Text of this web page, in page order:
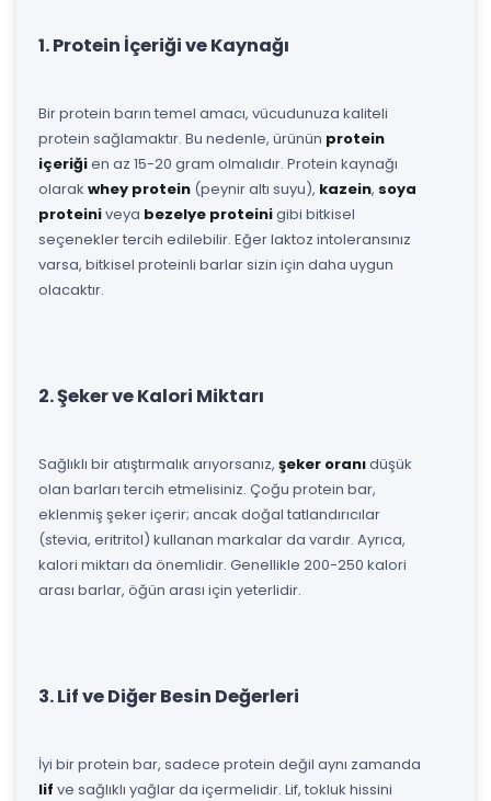
1. Protein İçeriği ve Kaynağı
Bir protein barın temel amacı, vücudunuza kaliteli
protein sağlamaktır. Bu nedenle, ürünün protein
içeriğien az 15-20 gram olmalıdır. Protein kaynağı
olarak whey protein (peynir altı suyu), kazein, soya
proteiniveya bezelye proteinigibi bitkisel
seçenekler tercih edilebilir. Eğer laktoz intoleransınız
varsa, bitkisel proteinli barlar sizin için daha uygun
olacaktır.
2. Şeker ve Kalori Miktarı
Sağlıklı bir atıştırmalık arıyorsanız, şeker oranıdüşük
olan barları tercih etmelisiniz. Çoğu protein bar,
eklenmiş şeker içerir; ancak doğal tatlandırıcılar
(stevia, eritritol) kullanan markalar da vardır. Ayrıca,
kalori miktarı da önemlidir. Genellikle 200-250 kalori
arası barlar, öğün arası için yeterlidir.
3. Lif ve Diğer Besin Değerleri
İyi bir protein bar, sadece protein değil aynı zamanda
lif ve sağlıklı yağlar da içermelidir. Lif, tokluk hissini